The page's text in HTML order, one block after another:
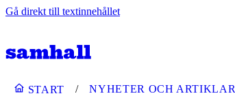
Gå direkt till textinnehållet
START NYHETER OCH ARTIKLAR